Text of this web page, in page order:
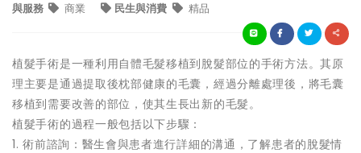
與服務 商業 民生與消費 精品
植髮手術是一種利用自體毛髮移植到脫髮部位的手術方法。其原
理主要是通過提取後枕部健康的毛囊，經過分離處理後，將毛囊
移植到需要改善的部位，使其生長出新的毛髮。
植髮手術的過程一般包括以下步驟：
1. 術前諮詢：醫生會與患者進行詳細的溝通，了解患者的脫髮情